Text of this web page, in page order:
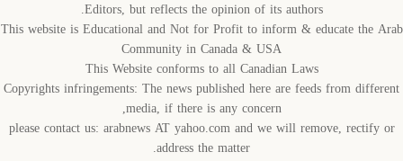
Editors, but reflects the opinion of its authors.
This website is Educational and Not for Profit to inform & educate the
Community in Canada & USA
This Website conforms to all Canadian Laws
Copyrights infringements: The news published here are feeds from
media, if there is any concern,
please contact us: arabnews AT yahoo.com and we will remove,
address the matter.